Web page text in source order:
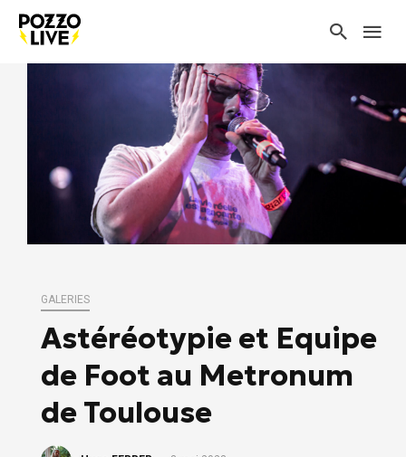
GALERIES
Astéréotypie et Equipe
de Foot au Metronum
de Toulouse